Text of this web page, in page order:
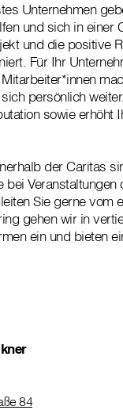
Unternehmen
und sich in einer
und die positive
Für Ihr
persönlich
sowie
der Caritas
bei
Sie gerne vom
gehen wir in
ein und bieten
84